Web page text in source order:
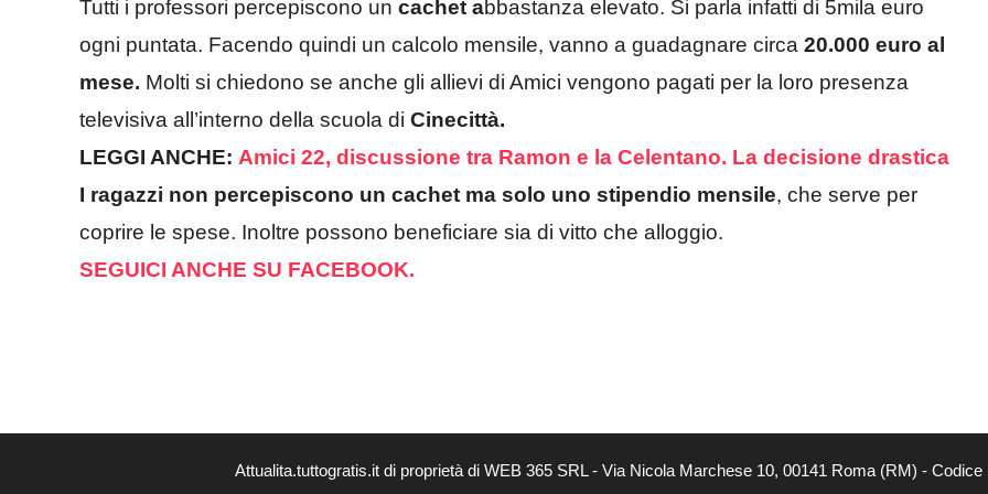
Tutti i professori percepiscono un cachet abbastanza elevato. Si parla infatti di 5mila euro
ogni puntata. Facendo quindi un calcolo mensile, vanno a guadagnare circa 20.000 euro al
mese. Molti si chiedono se anche gli allievi di Amici vengono pagati per la loro presenza
televisiva all’interno della scuola di Cinecittà.
LEGGI ANCHE: Amici 22, discussione tra Ramon e la Celentano. La decisione drastica
I ragazzi non percepiscono un cachet ma solo uno stipendio mensile, che serve per
coprire le spese. Inoltre possono beneficiare sia di vitto che alloggio.
SEGUICI ANCHE SU FACEBOOK.
Attualita.tuttogratis.it di proprietà di WEB 365 SRL - Via Nicola Marchese 10, 00141 Roma (RM) -